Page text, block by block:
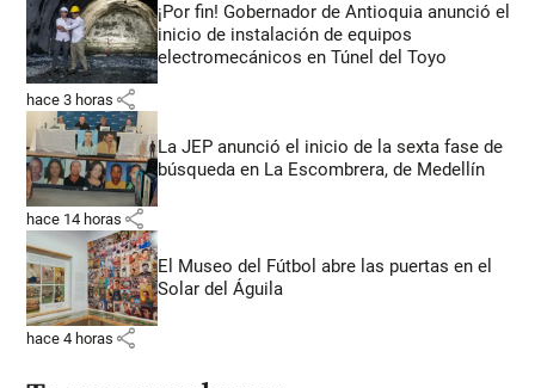
¡Por fin! Gobernador de Antioquia anunció el
inicio de instalación de equipos
electromecánicos en Túnel del Toyo
hace 3 horas share
La JEP anunció el inicio de la sexta fase de
búsqueda en La Escombrera, de Medellín
hace 14 horas share
El Museo del Fútbol abre las puertas en el
Solar del Águila
hace 4 horas share